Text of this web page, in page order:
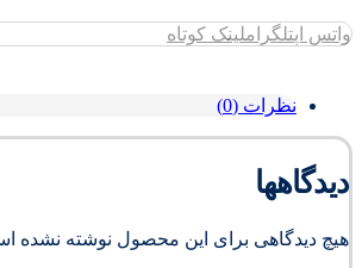
واتس اپتلگراملینک کوتاه
نظرات (0)
دیدگاهها
هیچ دیدگاهی برای این محصول نوشته نشده